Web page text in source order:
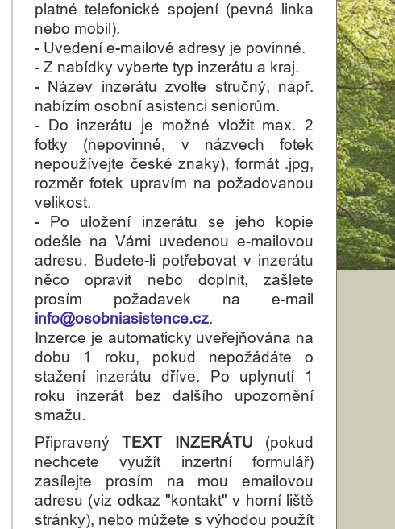
platné telefonické spojení (pevná linka
nebo mobil).
- Uvedení e-mailové adresy je povinné.
- Z nabídky vyberte typ inzerátu a kraj.
- Název inzerátu zvolte stručný, např.
nabízím osobní asistenci seniorům.
- Do inzerátu je možné vložit max. 2
fotky (nepovinné, v názvech fotek
nepoužívejte české znaky), formát .jpg,
rozměr fotek upravím na požadovanou
velikost.
- Po uložení inzerátu se jeho kopie
odešle na Vámi uvedenou e-mailovou
adresu. Budete-li potřebovat v inzerátu
něco opravit nebo doplnit, zašlete
prosím požadavek na e-mail
info@osobniasistence.cz.
Inzerce je automaticky uveřejňována na
dobu 1 roku, pokud nepožádáte o
stažení inzerátu dříve. Po uplynutí 1
roku inzerát bez dalšího upozornění
smažu.
PřipravenýTEXT INZERÁTU (pokud
nechcete využít inzertní formulář)
zasílejte prosím na mou emailovou
adresu (viz odkaz "kontakt" v horní liště
stránky), nebo můžete s výhodou použít